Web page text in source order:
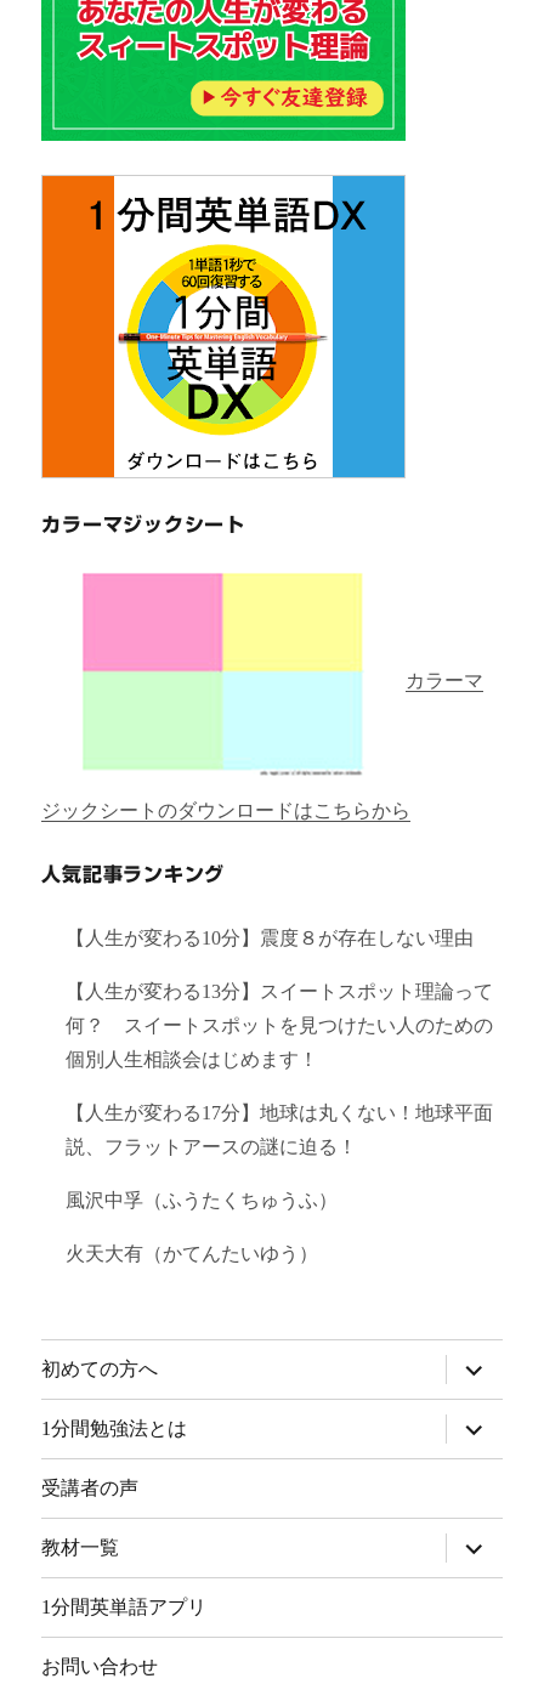
カラーマジックシート
カラーマ
ジックシートのダウンロードはこちらから
人気記事ランキング
【人生が変わる10分】震度８が存在しない理由
【人生が変わる13分】スイートスポット理論って
何？ スイートスポットを見つけたい人のための
個別人生相談会はじめます！
【人生が変わる17分】地球は丸くない！地球平面
説、フラットアースの謎に迫る！
風沢中孚（ふうたくちゅうふ）
火天大有（かてんたいゆう）
初めての方へ
ブ
メ
ニ
ュ
ー
開
1分間勉強法とは
ブ
メ
ー
を
展
開
受講者の声
教材一覧
ブ
メ
ー
1分間英単語アプリ
お問い合わせ